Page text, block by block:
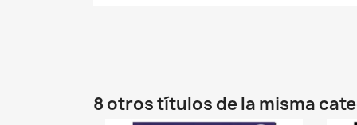
8 otros títulos de la misma